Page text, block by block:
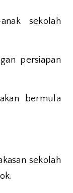
sekolah
persiapan
bermula
sekolah